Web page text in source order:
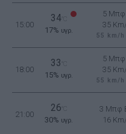
15:00
34°C
17% υγρ.
5 Μπφ
35
55 km/h
18:00
33
15% υγρ.
5 Μπφ
35
55 km/h
21:00
26
30% υγρ.
3 Μπφ
16